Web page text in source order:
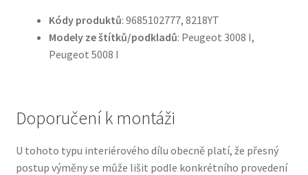
Kódy produktů: 9685102777, 8218YT
Modely ze štítků/podkladů: Peugeot 3008 I,
Peugeot 5008 I
Doporučení k montáži
U tohoto typu interiérového dílu obecně platí, že přesný
postup výměny se může lišit podle konkrétního provedení